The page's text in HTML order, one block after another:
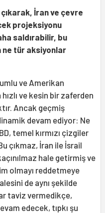
İran ve çevre
projeksiyonu
saldırabilir, bu
ne tür aksiyonlar
ve Amerikan
ve kesin bir zaferden
Ancak geçmiş
devam ediyor: Ne
temel kırmızı çizgiler
çıkmaz, İran ile İsrail
hale getirmiş ve
olmayı reddetmeye
de aynı şekilde
taviz vermedikçe,
edecek, tıpkı şu